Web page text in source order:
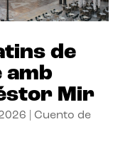
de
amb
Mir
Cuento de